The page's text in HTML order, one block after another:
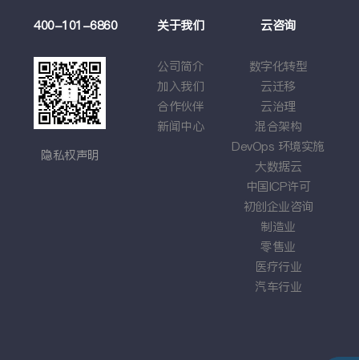
400-101-6860
隐私权声明
关于我们
公司简介
加入我们
合作伙伴
新闻中心
云咨询
数字化转型
云迁移
云治理
混合架构
DevOps 环境实施
大数据云
中国 ICP许可
初创企业咨询
制造业
零售业
医疗行业
汽车行业